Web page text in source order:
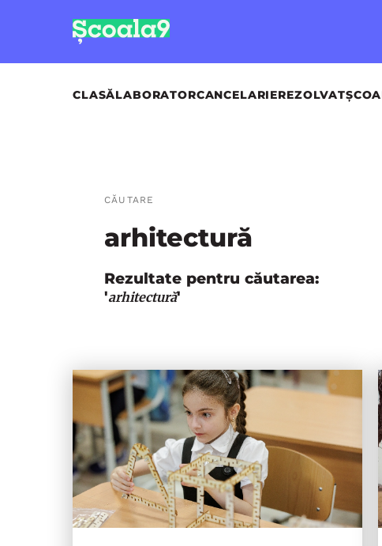
CLASĂLABORATORCANCELARIEREZOLVAT
CĂUTARE
arhitectură
Rezultate pentru căutarea:
'arhitectură'